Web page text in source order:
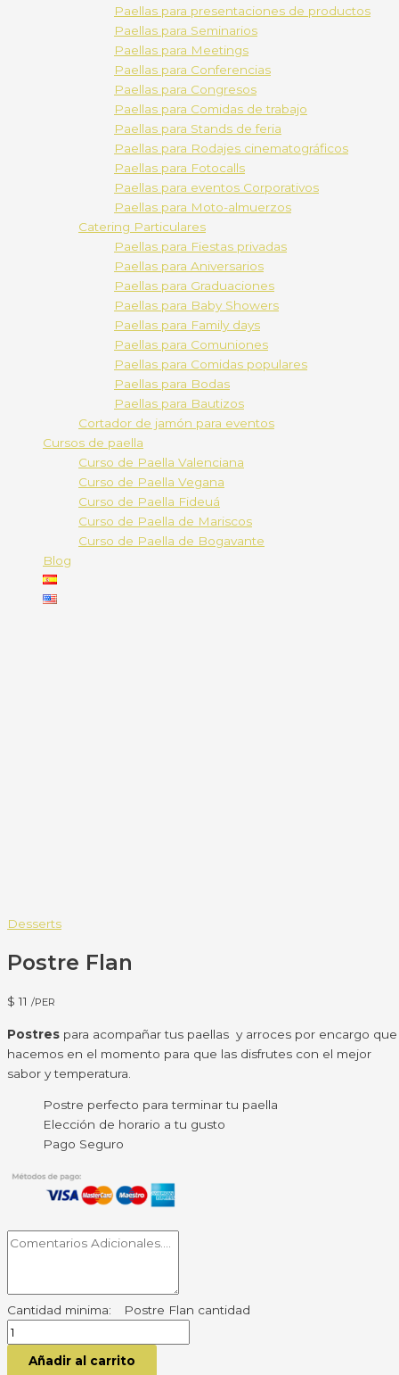
Paellas para presentaciones de productos
Paellas para Seminarios
Paellas para Meetings
Paellas para Conferencias
Paellas para Congresos
Paellas para Comidas de trabajo
Paellas para Stands de feria
Paellas para Rodajes cinematográficos
Paellas para Fotocalls
Paellas para eventos Corporativos
Paellas para Moto-almuerzos
Catering Particulares
Paellas para Fiestas privadas
Paellas para Aniversarios
Paellas para Graduaciones
Paellas para Baby Showers
Paellas para Family days
Paellas para Comuniones
Paellas para Comidas populares
Paellas para Bodas
Paellas para Bautizos
Cortador de jamón para eventos
Cursos de paella
Curso de Paella Valenciana
Curso de Paella Vegana
Curso de Paella Fideuá
Curso de Paella de Mariscos
Curso de Paella de Bogavante
Blog
Desserts
Postre Flan
$ 11 /PER
Postres para acompañar tus paellas y arroces por encargo
hacemos en el momento para que las disfrutes con el mejor
sabor y temperatura.
Postre perfecto para terminar tu paella
Elección de horario a tu gusto
Pago Seguro
Postre Flan cantidad
Añadir al carrito